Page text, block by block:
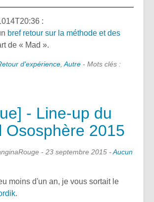
:
bref retour sur la méthode et des
de « Mad ».
d'expérience,Autre - Mots clés :
- Line-up du
Ososphère 2015
- 23 septembre 2015 -Aucun
moins d'un an, je vous sortait le
.